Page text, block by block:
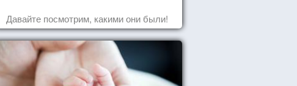
Давайте посмотрим, какими они были!